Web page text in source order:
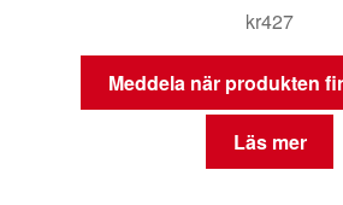
kr427
Meddela när produkten
Läs mer